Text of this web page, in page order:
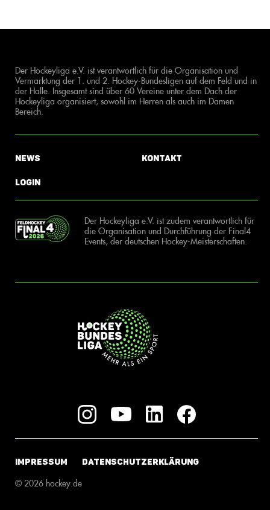
Der Hockeyliga e.V. ist verantwortlich für die Organisation und
Vermarktung der 1. und 2. Hockey-Bundesligen auf dem Feld und in
der Halle. Insgesamt sind über 60 Vereine unter dem Dach der
Hockeyliga organisiert, sowohl im Herren als auch im Damen
Bereich.
News
Login
Kontakt
Der Hockeyliga e.V. ist zudem verantwortlich für
die Organisation und Durchführung der Final4
Events, der deutschen Hockey-Meisterschaften.
IMPRESSUM DATENSCHUTZERKLÄRUNG
© 2026 hockey.de